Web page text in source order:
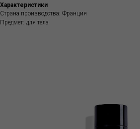
Характеристики
Страна производства: Франция
Предмет: для тела